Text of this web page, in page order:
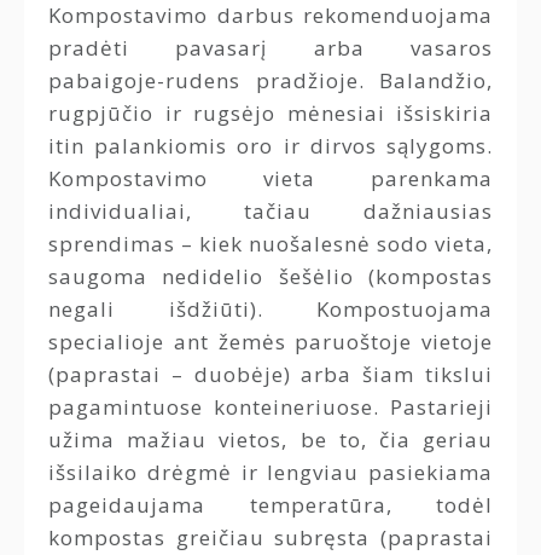
Kompostavimo darbus rekomenduojama
pradėti pavasarį arba vasaros
pabaigoje-rudens pradžioje. Balandžio,
rugpjūčio ir rugsėjo mėnesiai išsiskiria
itin palankiomis oro ir dirvos sąlygoms.
Kompostavimo vieta parenkama
individualiai, tačiau dažniausias
sprendimas – kiek nuošalesnė sodo vieta,
saugoma nedidelio šešėlio (kompostas
negali išdžiūti). Kompostuojama
specialioje ant žemės paruoštoje vietoje
(paprastai – duobėje) arba šiam tikslui
pagamintuose konteineriuose. Pastarieji
užima mažiau vietos, be to, čia geriau
išsilaiko drėgmė ir lengviau pasiekiama
pageidaujama temperatūra, todėl
kompostas greičiau subręsta (paprastai